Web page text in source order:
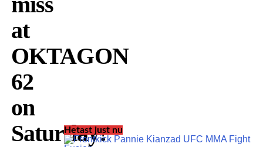
at
OKTAGON
62
on
Saturday!
Hetast just nu